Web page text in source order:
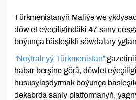
Türkmenistanyň Maliýe we
döwlet eýeçiligindäki 47 sany
boýunça bäsleşikli söwdalary
“Neýtralnyý Türkmenistan”
habar berşine görä, döwlet
hususylaşdyrmak boýunça
dekabrda sanly platformanyň,